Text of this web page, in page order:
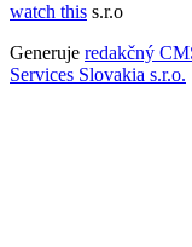
watch this s.r.o
Generuje redakčný
Services Slovakia s.r.o.